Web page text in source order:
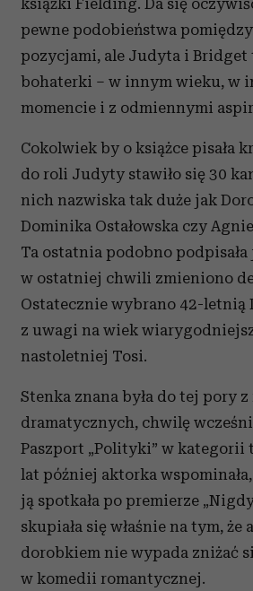
książki Fielding. Da się
pewne podobieństwa
pozycjami, ale Judyta i Bridget
bohaterki – w innym wieku, w
momencie i z odmiennymi
Cokolwiek by o książce pisała
do roli Judyty stawiło się 30
nich nazwiska tak duże jak
Dominika Ostałowska czy
Ta ostatnia podobno podpisała
w ostatniej chwili zmieniono
Ostatecznie wybrano 42-letnią
z uwagi na wiek
nastoletniej Tosi.
Stenka znana była do tej pory
dramatycznych, chwilę
Paszport „Polityki” w kategorii
lat później aktorka
ją spotkała po premierze
skupiała się właśnie na tym, że
dorobkiem nie wypada zniżać
w komedii romantycznej.